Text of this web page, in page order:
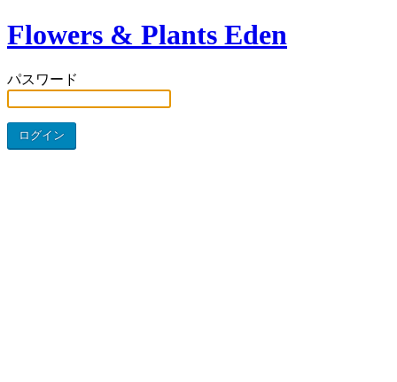
Flowers & Plants Eden
パスワード